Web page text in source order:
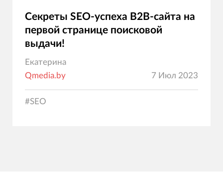
Секреты SEO-успеха B2B-сайта на
первой странице поисковой
выдачи!
Екатерина
Qmedia.by
7 Июл 2023
#SEO